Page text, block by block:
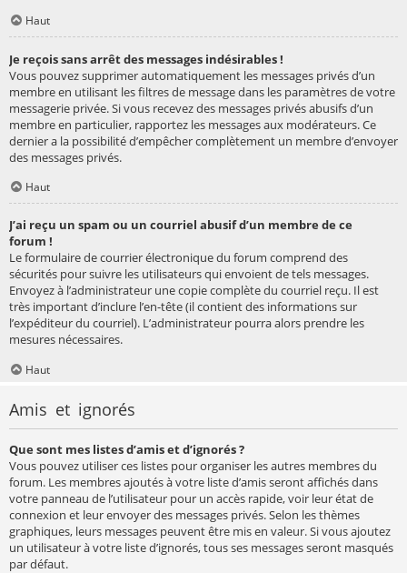
Haut
Je reçois sans arrêt des messages indésirables !
Vous pouvez supprimer automatiquement les messages privés d’un
membre en utilisant les filtres de message dans les paramètres de votre
messagerie privée. Si vous recevez des messages privés abusifs d’un
membre en particulier, rapportez les messages aux modérateurs. Ce
dernier a la possibilité d’empêcher complètement un membre d’envoyer
des messages privés.
Haut
J’ai reçu un spam ou un courriel abusif d’un membre de ce
forum !
Le formulaire de courrier électronique du forum comprend des
sécurités pour suivre les utilisateurs qui envoient de tels messages.
Envoyez à l’administrateur une copie complète du courriel reçu. Il est
très important d’inclure l’en-tête (il contient des informations sur
l’expéditeur du courriel). L’administrateur pourra alors prendre les
mesures nécessaires.
Haut
Amis et ignorés
Que sont mes listes d’amis et d’ignorés ?
Vous pouvez utiliser ces listes pour organiser les autres membres du
forum. Les membres ajoutés à votre liste d’amis seront affichés dans
votre panneau de l’utilisateur pour un accès rapide, voir leur état de
connexion et leur envoyer des messages privés. Selon les thèmes
graphiques, leurs messages peuvent être mis en valeur. Si vous ajoutez
un utilisateur à votre liste d’ignorés, tous ses messages seront masqués
par défaut.